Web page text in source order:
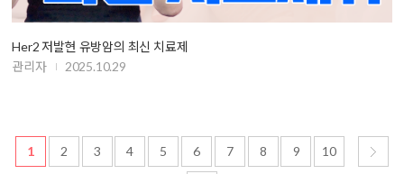
Her2 저발현 유방암의 최신 치료제
관리자
2025.10.29
1 2 3 4 5 6 7 8 9 10